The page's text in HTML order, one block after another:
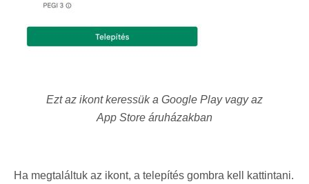
Ezt az ikont keressük a Google Play vagy az
App Store áruházakban
Ha megtaláltuk az ikont, a telepítés gombra kell kattintani.